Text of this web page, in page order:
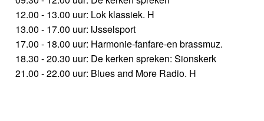
12.00 - 13.00 uur: Lok klassiek. H
13.00 - 17.00 uur: IJsselsport
17.00 - 18.00 uur: Harmonie-fanfare-en brassmuz.
18.30 - 20.30 uur: De kerken spreken: Sionskerk
21.00 - 22.00 uur: Blues and More Radio. H